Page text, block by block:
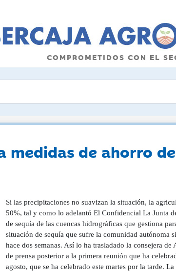
COMPROMETIDOS CON EL
medidas de ahorro
Si las precipitaciones no suavizan la situación, la
50%, tal y como lo adelantó El Confidencial La Junta
de sequía de las cuencas hidrográficas que gestiona
situación de sequía que sufre la comunidad autónoma
hace dos semanas. Así lo ha trasladado la consejera
de prensa posterior a la primera reunión que ha
agosto, que se ha celebrado este martes por la tarde.